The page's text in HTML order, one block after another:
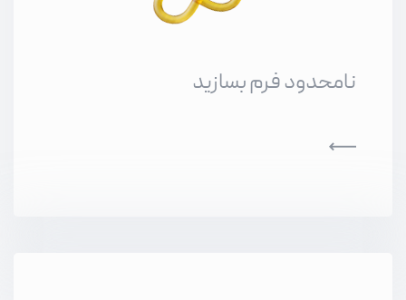
نامحدود فرم بسازید